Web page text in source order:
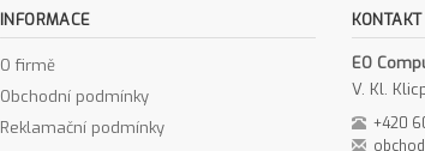
INFORMACE
O firmě
Obchodní podmínky
Reklamační podmínky
KONTAKT
EO
V. Kl.
+420